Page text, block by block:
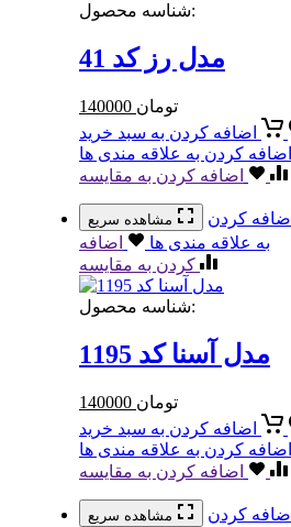
شناسه محصول:
مدل رز کد 41
140000 تومان
اضافه کردن به سبد خرید
اضافه کردن به علاقه مندی ها
اضافه کردن به مقایسه
مشاهده سریع
اضافه کردن
به علاقه مندی ها
اضافه
کردن به مقایسه
شناسه محصول:
مدل آسنا کد 1195
140000 تومان
اضافه کردن به سبد خرید
اضافه کردن به علاقه مندی ها
اضافه کردن به مقایسه
مشاهده سریع
اضافه کردن